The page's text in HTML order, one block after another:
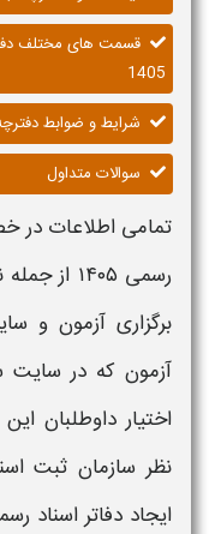
قسمت های مختلف
1405
شرایط و ضوابط
سوالات متداول
تمامی اطلاعات
رسمی ۱۴۰۵
از جمله
برگزاریآزمونو
آزمون که در سایت
اختیار داوطلبان
نظر سازمان ثبت
ایجاد دفاتراسناد